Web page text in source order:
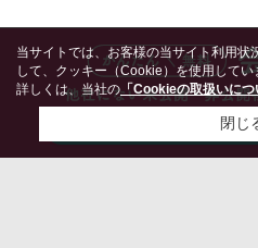
当サイトでは、お客様の当サイト利用状
して、クッキー（Cookie）を使用してい
詳しくは、当社の「Cookieの取扱いにつ
閉じ